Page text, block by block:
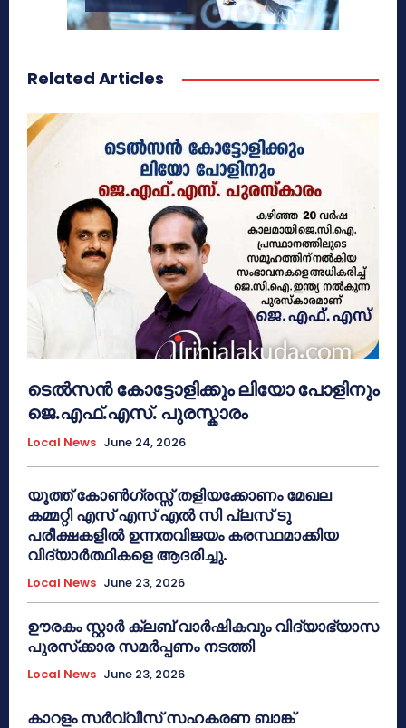
Related Articles
ടെൽസൻ കോട്ടോളിക്കും ലിയോ പോളിനും
ജെ.എഫ്.എസ്. പുരസ്കാരം
Local News June 24, 2026
യൂത്ത് കോൺഗ്രസ്സ് തളിയക്കോണം മേഖല
കമ്മറ്റി എസ് എസ് എൽ സി പ്ലസ് ടു
പരീക്ഷകളിൽ ഉന്നതവിജയം കരസ്ഥമാക്കിയ
വിദ്യാർത്ഥികളെ ആദരിച്ചു.
Local News June 23, 2026
ഊരകം സ്റ്റാർ ക്ലബ് വാർഷികവും വിദ്യാഭ്യാസ
പുരസ്‌ക്കാര സമർപ്പണം നടത്തി
Local News June 23, 2026
കാറളം സർവ്വീസ് സഹകരണ ബാങ്ക്